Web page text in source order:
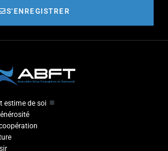
S'ENREGISTRER
estime de soi